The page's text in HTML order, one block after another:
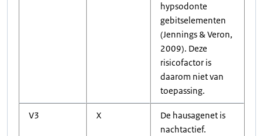
hypsodonte
gebitselementen
(Jennings & Veron,
2009). Deze
risicofactor is
daarom niet van
toepassing.
V3 X
De hausagenet is
nachtactief.